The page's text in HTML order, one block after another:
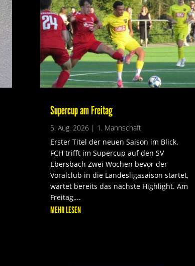
Supercup am Freitag
5. Aug. 2026 | 1. Mannschaft
Erster Titel der neuen Saison im Blick.
FCH trifft im Supercup auf den SV
Ebersbach Zwei Wochen bevor der
Voralclub in die Landesligasaison startet,
wartet bereits das nächste Highlight. Am
Freitag,...
MEHR LESEN